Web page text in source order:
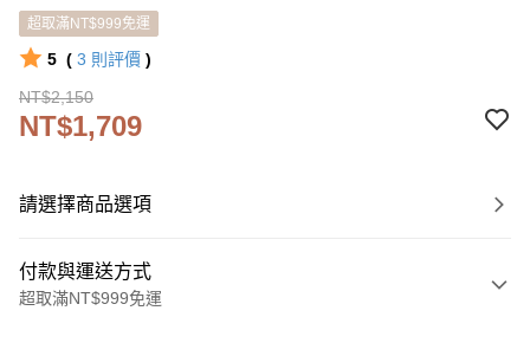
超取滿NT$999免運
5 ( 3 則評價 )
NT$2,150
NT$1,709
請選擇商品選項
付款與運送方式
超取滿NT$999免運